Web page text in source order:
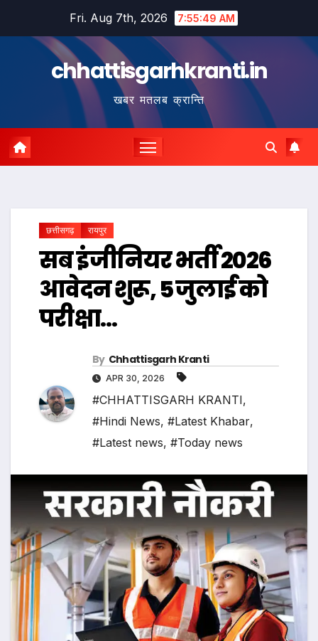
Fri. Aug 7th, 2026 7:55:50 AM
chhattisgarhkranti.in
खबर मतलब क्रान्ति
छत्तीसगढ़ रायपुर
सब इंजीनियर भर्ती 2026
आवेदन शुरू, 5 जुलाई को
परीक्षा…
By Chhattisgarh Kranti
APR 30, 2026
#CHHATTISGARH KRANTI,
#Hindi News, #Latest Khabar,
#Latest news, #Today news